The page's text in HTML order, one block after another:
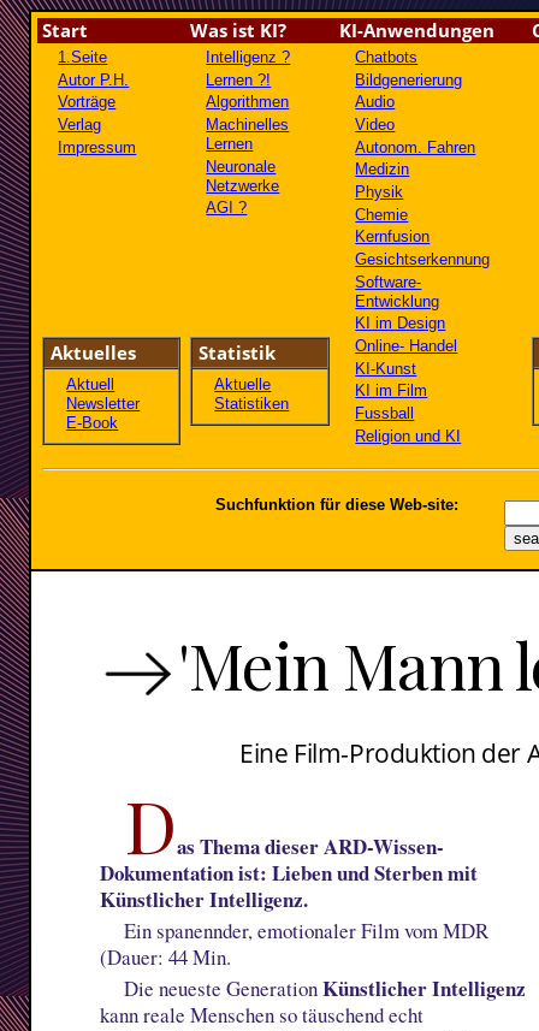
Start Was ist KI? KI-Anwendungen
1.Seite
Autor P.H.
Vorträge
Verlag
Impressum
Intelligenz ?
Lernen ?!
Algorithmen
Machinelles
Lernen
Neuronale
Netzwerke
AGI ?
Chatbots
Bildgenerierung
Audio
Video
Autonom. Fahren
Medizin
Physik
Chemie
Kernfusion
Gesichtserkennung
Software-
Entwicklung
KI im Design
Online- Handel
KI-Kunst
KI im Film
Fussball
Religion und KI
Aktuelles
Aktuell
Newsletter
E-Book
Statistik
Aktuelle
Statistiken
Suchfunktion für diese Web-site:
'Mein Mann
Eine Film-Produktion der
Das Thema dieser ARD-Wissen-
Dokumentation ist: Lieben und Sterben mit
Künstlicher Intelligenz.
Ein spanennder, emotionaler Film vom MDR
(Dauer: 44 Min.
Die neueste GenerationKünstlicher Intelligenz
kann reale Menschen so täuschend echt